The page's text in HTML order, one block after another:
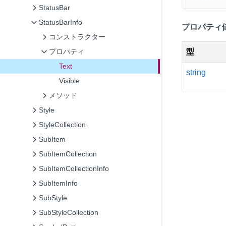
StatusBar
StatusBarInfo
コンストラクター
プロパティ
Text
Visible
メソッド
Style
StyleCollection
SubItem
SubItemCollection
SubItemCollectionInfo
SubItemInfo
SubStyle
SubStyleCollection
プロパティ
型
string